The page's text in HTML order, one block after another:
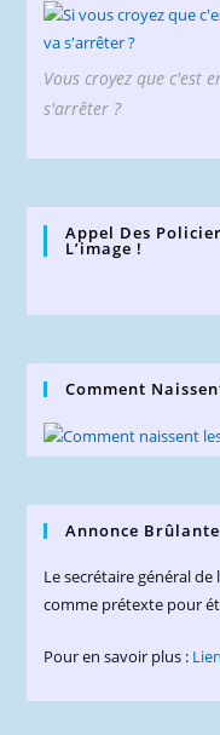
Vous croyez que c'est
s'arrêter ?
Appel Des
L’image !
Comment
Annonce
Le secrétaire général
comme prétexte pour
Pour en savoir plus : Lien